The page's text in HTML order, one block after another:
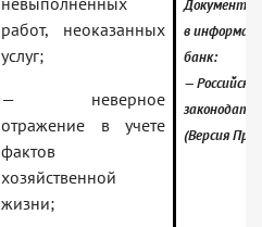
работ, неоказанных
услуг;
— неверное
отражение в учете
фактов
хозяйственной
жизни;
Документ
в
банк:
— Российское
(Версия